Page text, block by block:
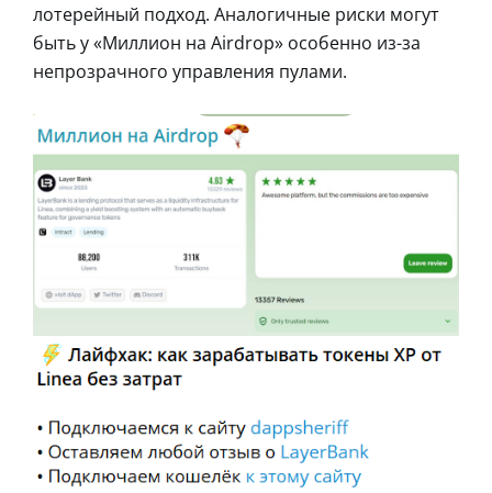
лотерейный подход. Аналогичные риски могут
быть у «Миллион на Airdrop» особенно из-за
непрозрачного управления пулами.